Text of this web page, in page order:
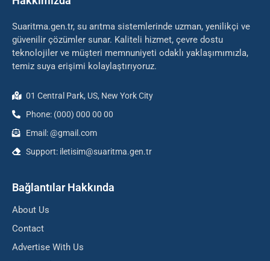
Suaritma.gen.tr, su arıtma sistemlerinde uzman, yenilikçi ve
güvenilir çözümler sunar. Kaliteli hizmet, çevre dostu
teknolojiler ve müşteri memnuniyeti odaklı yaklaşımımızla,
temiz suya erişimi kolaylaştırıyoruz.
01 Central Park, US, New York City
Phone: (000) 000 00 00
Email: @gmail.com
Support: iletisim@suaritma.gen.tr
Bağlantılar Hakkında
About Us
Contact
Advertise With Us